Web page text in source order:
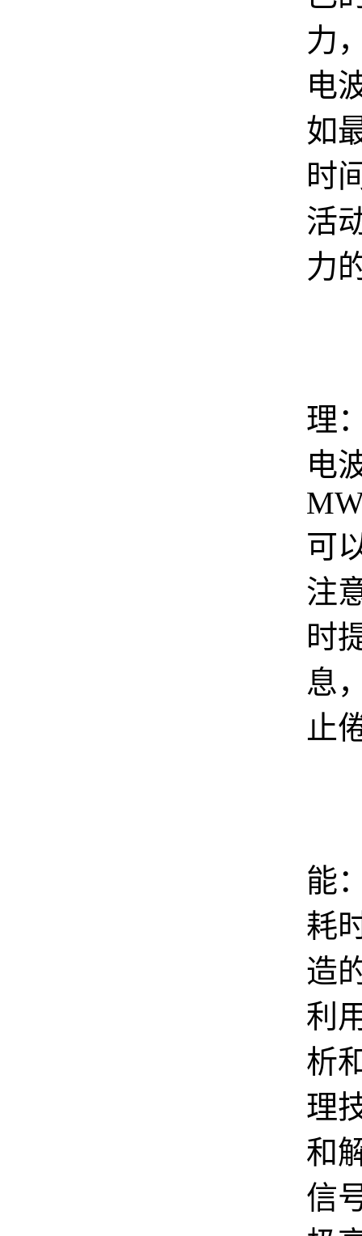
力
电
如
时
活
力
理
电
可
注
时
息
止
能
耗
造
利
析
理
和
信